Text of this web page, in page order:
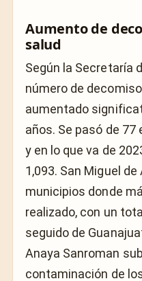
Aumento de
salud
Según la Secretaría
número de
aumentado
años. Se pasó de 77
y en lo que va de
1,093. San Miguel
municipios donde
realizado, con un
seguido de
Anaya Sanroman
contaminación de